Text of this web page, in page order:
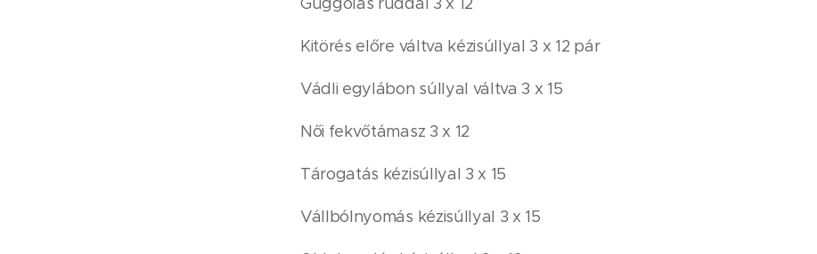
Kitörés előre váltva kézisúllyal 3 x 12 pár
Vádli egylábon súllyal váltva 3 x 15
Női fekvőtámasz 3 x 12
Tárogatás kézisúllyal 3 x 15
Vállbólnyomás kézisúllyal 3 x 15